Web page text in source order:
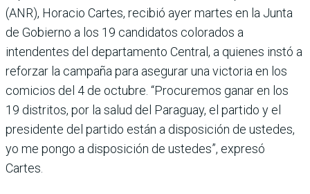
(ANR), Horacio Cartes, recibió ayer martes en la Junta
de Gobierno a los 19 candida­tos colorados a
intendentes del departamento Central, a quienes instó a
reforzar la campaña para asegurar una victoria en los
comicios del 4 de octubre. “Procuremos ganar en los
19 distritos, por la salud del Paraguay, el par­tido y el
presidente del par­tido están a disposición de ustedes,
yo me pongo a dis­posición de ustedes”, expresó
Cartes.